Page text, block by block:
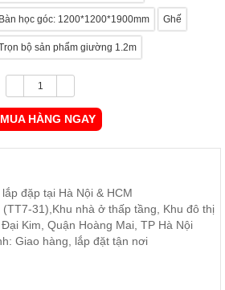
Bàn học góc: 1200*1200*1900mm Ghế
bộ sản phẩm giường 1.2m
MUA HÀNG NGAY
đặp tại Hà Nội & HCM
31),Khu nhà ở thấp tầng, Khu đô thị
Kim, Quận Hoàng Mai, TP Hà Nội
Giao hàng, lắp đặt tận nơi